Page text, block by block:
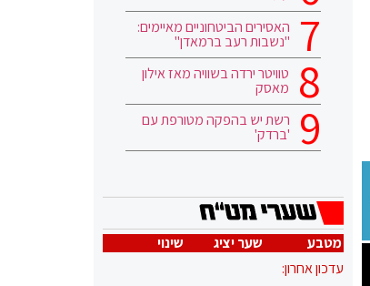
האסירים הביטחוניים מאיימים:
"נשבות רעב ברמאדן"
טוויטר ירדה בשוויה מאז אילון
מאסק
רשת יש בהפקה מטורפת עם
'ברדק'
מטבע שער יציג
שינוי
עדכון אחרון: